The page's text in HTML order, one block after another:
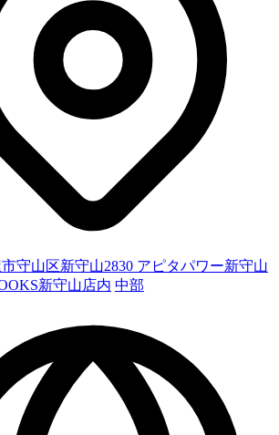
守山区新守山2830 アピタパワー新守山
新守山店内 中部